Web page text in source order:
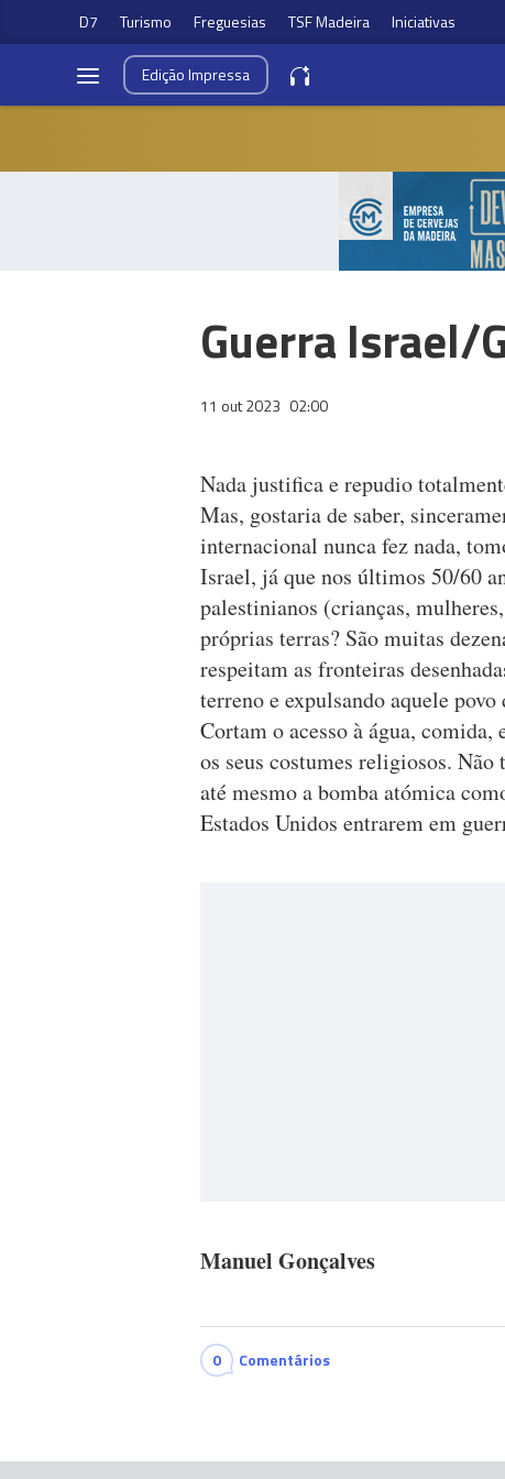
D7 Turismo Freguesias TSF Madeira Iniciativas
EdiçãoImpressa
Guerra Israel/
11 out 2023 02:00
Nada justifica e repudio
Mas, gostaria de saber,
internacional nunca fez nada,
Israel, já que nos últimos 50/60
palestinianos (crianças,
próprias terras? São muitas
respeitam as fronteiras
terreno e expulsando aquele povo
Cortam o acesso à água,
os seus costumes religiosos.
até mesmo a bomba atómica
Estados Unidos entrarem em
Manuel Gonçalves
0 Comentários